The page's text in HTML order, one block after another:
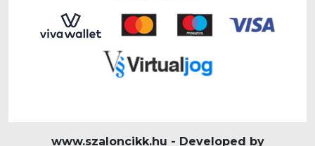
www.szaloncikk.hu - Developed by